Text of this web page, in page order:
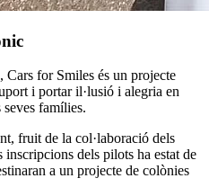
Cars for Smiles és un projecte
i portar il·lusió i alegria en
seves famílies.
fruit de la col·laboració dels
inscripcions dels pilots ha estat de
a un projecte de colònies